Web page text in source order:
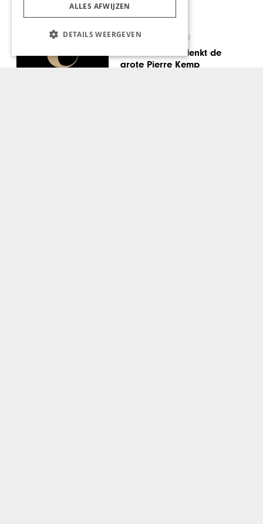
KUNST & CULTUUR
Maastricht herdenkt de
grote Pierre Kemp
ALLES AFWIJZEN
DETAILS WEERGEVEN